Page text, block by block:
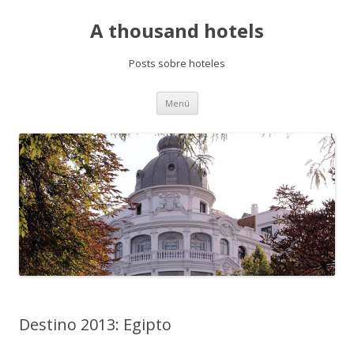
A thousand hotels
Posts sobre hoteles
Menú Saltar
contenido
Destino 2013: Egipto